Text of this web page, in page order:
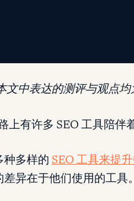
中表达的测评与观点均
有许多 SEO 工具陪
多样的 SEO 工具来提
异在于他们使用的工具。